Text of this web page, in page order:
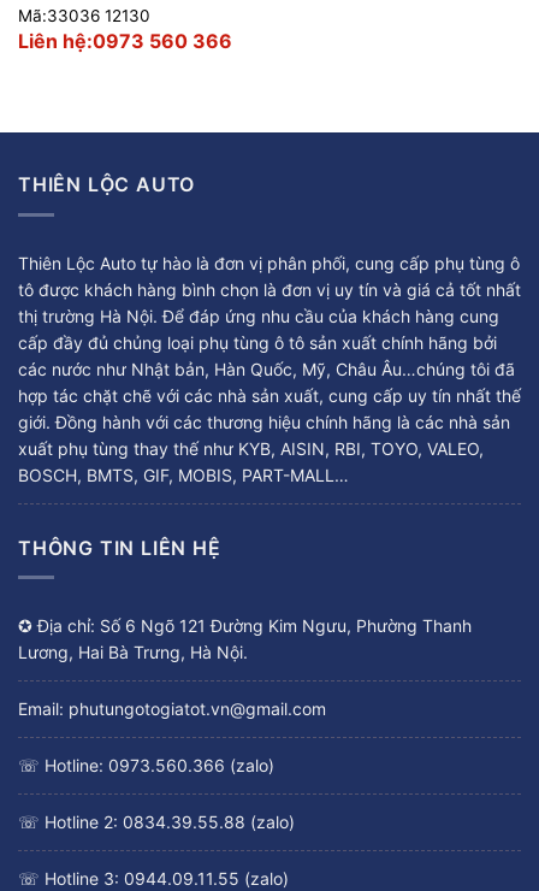
Mã:33036 12130
Liên hệ:0973 560 366
THIÊN LỘC AUTO
Thiên Lộc Auto tự hào là đơn vị phân phối, cung cấp phụ tùng ô
tô được khách hàng bình chọn là đơn vị uy tín và giá cả tốt nhất
thị trường Hà Nội. Để đáp ứng nhu cầu của khách hàng cung
cấp đầy đủ chủng loại phụ tùng ô tô sản xuất chính hãng bởi
các nước như Nhật bản, Hàn Quốc, Mỹ, Châu Âu…chúng tôi đã
hợp tác chặt chẽ với các nhà sản xuất, cung cấp uy tín nhất thế
giới. Đồng hành với các thương hiệu chính hãng là các nhà sản
xuất phụ tùng thay thế như KYB, AISIN, RBI, TOYO, VALEO,
BOSCH, BMTS, GIF, MOBIS, PART-MALL…
THÔNG TIN LIÊN HỆ
✪ Địa chỉ: Số 6 Ngõ 121 Đường Kim Ngưu, Phường Thanh
Lương, Hai Bà Trưng, Hà Nội.
Email: phutungotogiatot.vn@gmail.com
☏ Hotline: 0973.560.366 (zalo)
☏ Hotline 2: 0834.39.55.88 (zalo)
☏ Hotline 3: 0944.09.11.55 (zalo)